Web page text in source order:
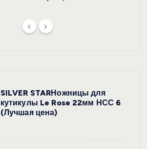
SILVER STARНожницы для
кутикулы Le Rose 22мм НСС 6
(Лучшая цена)